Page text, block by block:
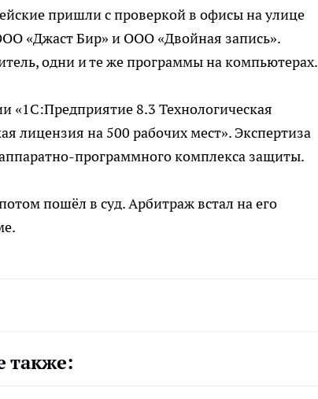
пришли с проверкой в офисы на улице
«Джаст Бир» и ООО «Двойная запись».
одни и те же программы на компьютерах.
8.3 Технологическая
лицензия на 500 рабочих мест». Экспертиза
программного комплекса защиты.
пошёл в суд. Арбитраж встал на его
также: